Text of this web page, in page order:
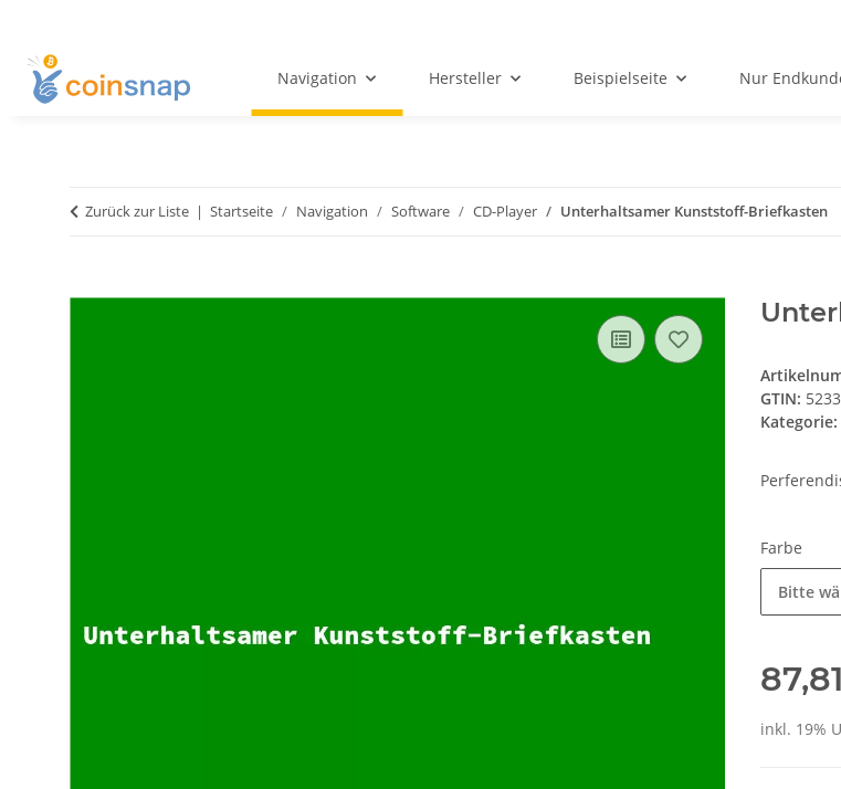
Navigation Hersteller Beispielseite Nur
Zurück zur Liste Startseite Navigation Software CD-Player Unterhaltsamer Kunststoff-Briefkasten
GTIN:
Kategorie:
Farbe
Bitte
inkl. 19%